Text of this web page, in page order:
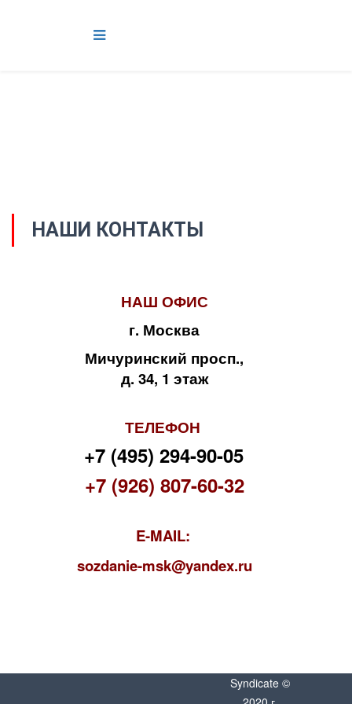
НАШИ КОНТАКТЫ
НАШ ОФИС
г. Москва
Мичуринский просп.,
д. 34, 1 этаж
ТЕЛЕФОН
+7 (495) 294-90-05
+7 (926) 807-60-32
E-MAIL:
sozdanie-msk@yandex.ru
Syndicate ©